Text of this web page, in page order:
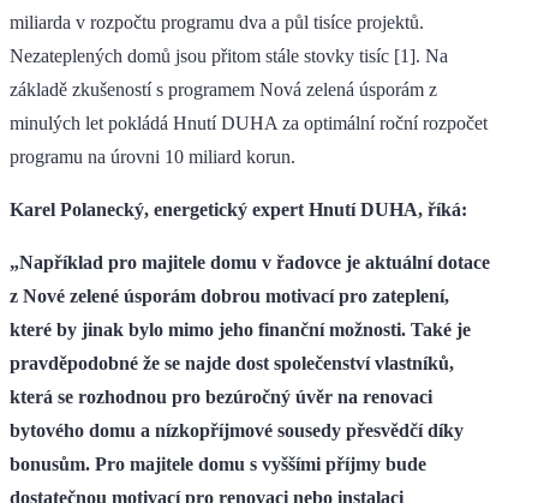
miliarda v rozpočtu programu dva a půl tisíce projektů.
Nezateplených domů jsou přitom stále stovky tisíc [1]. Na
základě zkušeností s programem Nová zelená úsporám z
minulých let pokládá Hnutí DUHA za optimální roční rozpočet
programu na úrovni 10 miliard korun.
Karel Polanecký, energetický expert Hnutí DUHA, říká:
„Například pro majitele domu v řadovce je aktuální dotace
z Nové zelené úsporám dobrou motivací pro zateplení,
které by jinak bylo mimo jeho finanční možnosti. Také je
pravděpodobné že se najde dost společenství vlastníků,
která se rozhodnou pro bezúročný úvěr na renovaci
bytového domu a nízkopříjmové sousedy přesvědčí díky
bonusům. Pro majitele domu s vyššími příjmy bude
dostatečnou motivací pro renovaci nebo instalaci